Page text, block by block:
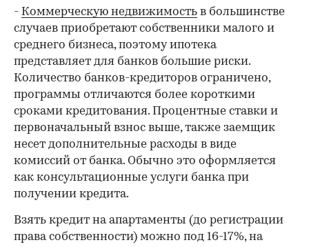
- Коммерческую недвижимость в большинстве
случаев приобретают собственники малого и
среднего бизнеса, поэтому ипотека
представляет для банков большие риски.
Количество банков-кредиторов ограничено,
программы отличаются более короткими
сроками кредитования. Процентные ставки и
первоначальный взнос выше, также заемщик
несет дополнительные расходы в виде
комиссий от банка. Обычно это оформляется
как консультационные услуги банка при
получении кредита.
Взять кредит на апартаменты (до регистрации
права собственности) можно под 16-17%, на